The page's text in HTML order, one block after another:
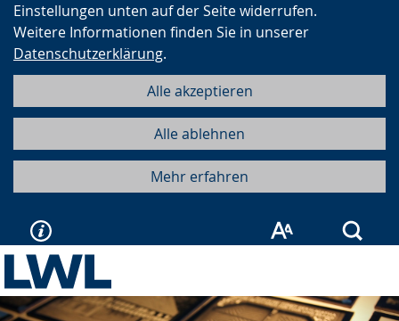
Einstellungen unten auf der Seite widerrufen.
Weitere Informationen finden Sie in unserer
Datenschutzerklärung.
Alle akzeptieren
Alle ablehnen
Mehr erfahren
Vorherige